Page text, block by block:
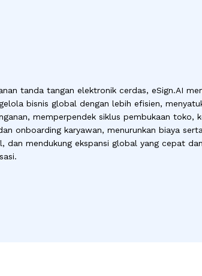
tanda tangan elektronik cerdas, eSign.AI
bisnis global dengan lebih efisien,
memperpendek siklus pembukaan toko,
onboarding karyawan, menurunkan biaya
dan mendukung ekspansi global yang cepat dan